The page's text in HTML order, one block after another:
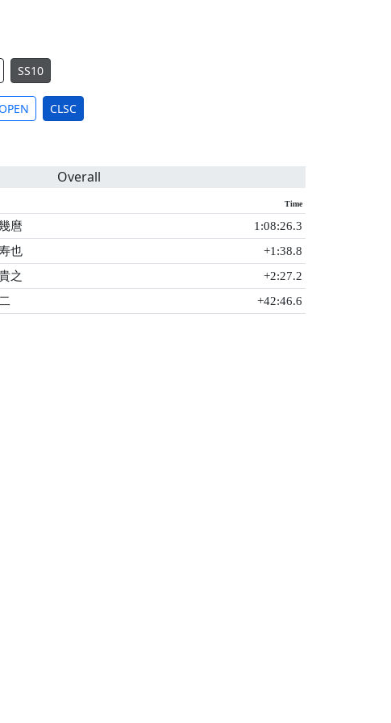
SS10
CLSC
Overall
Time
麿
1:08:26.3
也
+1:38.8
之
+2:27.2
+42:46.6